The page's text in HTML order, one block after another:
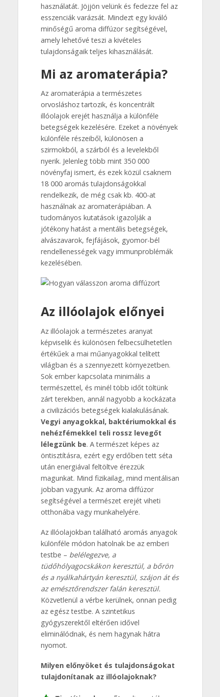
használatát. Jöjjön velünk és fedezze fel az
esszenciák varázsát. Mindezt egy kiváló
minőségű aroma diffúzor segítségével,
amely lehetővé teszi a kivételes
tulajdonságaik teljes kihasználását.
Mi az aromaterápia?
Az aromaterápia a természetes
orvosláshoz tartozik, és koncentrált
illóolajok erejét használja a különféle
betegségek kezelésére. Ezeket a növények
különféle részeiből, különösen a
szirmokból, a szárból és a levelekből
nyerik. Jelenleg több mint 350 000
növényfaj ismert, és ezek közül csaknem
18 000 aromás tulajdonságokkal
rendelkezik, de még csak kb. 400-at
használnak az aromaterápiában. A
tudományos kutatások igazolják a
jótékony hatást a mentális betegségek,
alvászavarok, fejfájások, gyomor-bél
rendellenességek vagy immunproblémák
kezelésében.
Az illóolajok előnyei
Az illóolajok a természetes aranyat
képviselik és különösen felbecsülhetetlen
értékűek a mai műanyagokkal telített
világban és a szennyezett környezetben.
Sok ember kapcsolata minimális a
természettel, és minél több időt töltünk
zárt terekben, annál nagyobb a kockázata
a civilizációs betegségek kialakulásának.
Vegyi anyagokkal, baktériumokkal és
nehézfémekkel teli rossz levegőt
lélegzünk be. A természet képes az
öntisztításra, ezért egy erdőben tett séta
után energiával feltöltve érezzük
magunkat. Mind fizikailag, mind mentálisan
jobban vagyunk. Az aroma diffúzor
segítségével a természet erejét viheti
otthonába vagy munkahelyére.
Az illóolajokban található aromás anyagok
különféle módon hatolnak be az emberi
testbe – belélegezve, a
tüdőhólyagocskákon keresztül, a bőrön
és a nyálkahártyán keresztül, szájon át és
az emésztőrendszer falán keresztül.
Közvetlenül a vérbe kerülnek, onnan pedig
az egész testbe. A szintetikus
gyógyszerektől eltérően idővel
eliminálódnak, és nem hagynak hátra
nyomot.
Milyen előnyöket és tulajdonságokat
tulajdonítanak az illóolajoknak?